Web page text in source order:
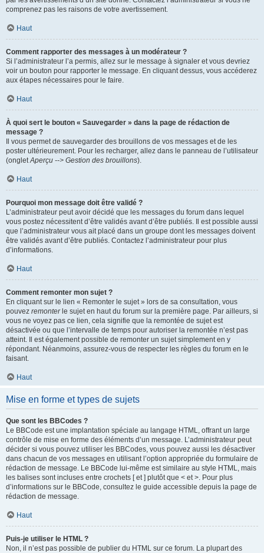
comprenez pas les raisons de votre avertissement.
Haut
Comment rapporter des messages à un modérateur ?
Si l’administrateur l’a permis, allez sur le message à signaler et vous devriez
voir un bouton pour rapporter le message. En cliquant dessus, vous accéderez
aux étapes nécessaires pour le faire.
Haut
À quoi sert le bouton « Sauvegarder » dans la page de rédaction de
message ?
Il vous permet de sauvegarder des brouillons de vos messages et de les
poster ultérieurement. Pour les recharger, allez dans le panneau de l’utilisateur
(ongletAperçu --> Gestion des brouillons).
Haut
Pourquoi mon message doit être validé ?
L’administrateur peut avoir décidé que les messages du forum dans lequel
vous postez nécessitent d’être validés avant d’être publiés. Il est possible aussi
que l’administrateur vous ait placé dans un groupe dont les messages doivent
être validés avant d’être publiés. Contactez l’administrateur pour plus
d’informations.
Haut
Comment remonter mon sujet ?
En cliquant sur le lien « Remonter le sujet » lors de sa consultation, vous
pouvez remonterle sujet en haut du forum sur la première page. Par ailleurs, si
vous ne voyez pas ce lien, cela signifie que la remontée de sujet est
désactivée ou que l’intervalle de temps pour autoriser la remontée n’est pas
atteint. Il est également possible de remonter un sujet simplement en y
répondant. Néanmoins, assurez-vous de respecter les règles du forum en le
faisant.
Haut
Mise en forme et types de sujets
Que sont les BBCodes ?
Le BBCode est une implantation spéciale au langage HTML, offrant un large
contrôle de mise en forme des éléments d’un message. L’administrateur peut
décider si vous pouvez utiliser les BBCodes, vous pouvez aussi les désactiver
dans chacun de vos messages en utilisant l’option appropriée du formulaire de
rédaction de message. Le BBCode lui-même est similaire au style HTML, mais
les balises sont incluses entre crochets [ et ] plutôt que < et >. Pour plus
d’informations sur le BBCode, consultez le guide accessible depuis la page de
rédaction de message.
Haut
Puis-je utiliser le HTML ?
Non, il n’est pas possible de publier du HTML sur ce forum. La plupart des